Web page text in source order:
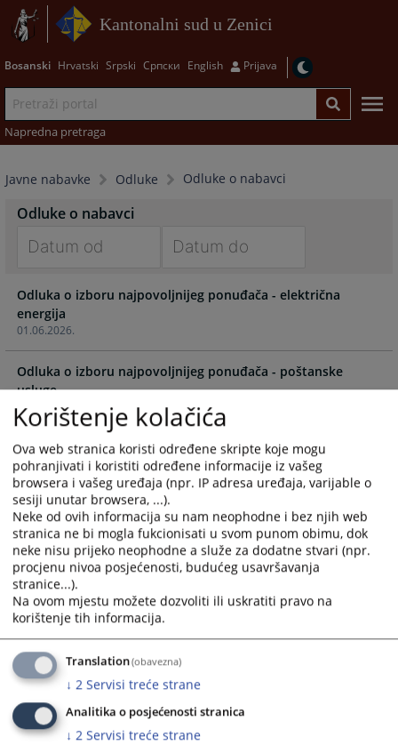
Kantonalni sud u Zenici
Bosanski Hrvatski Srpski Српски English Prijava
Napredna pretraga
Javne nabavke Odluke Odluke o nabavci
Odluke o nabavci
forward
to
interact
with
the
calendar
and
select
a
date.
Press
the
question
mark
key
to
get
the
keyboard
shortcuts
for
changing
dates.
forward
with
the
calendar
and
select
a
date.
Press
the
question
mark
key
get
the
shortcuts
for
changing
01.06.2026.
Odluka o izboru najpovoljnijeg ponuđača - električna
energija
30.01.2026.
Odluka o izboru najpovoljnijeg ponuđača - poštanske
usluge
09.06.2025.
Odluka o izboru najpovoljnijeg ponuđača - Mobilinih
arhivskih regala
19.05.2025.
Odluka o izboru najpovoljnijeg ponuđača - električna
energija
03.03.2025.
Odluka o poništenju postupka javne nabavke
Odluka o izboru najpovoljnijeg ponuđača - poštanske
usluge
Korištenje kolačića
Ova web stranica koristi određene skripte koje mogu
pohranjivati i koristiti određene informacije iz vašeg
browsera i vašeg uređaja (npr. IP adresa uređaja, varijable o
sesiji unutar browsera, ...).
Neke od ovih informacija su nam neophodne i bez njih web
stranica ne bi mogla fukcionisati u svom punom obimu, dok
neke nisu prijeko neophodne a služe za dodatne stvari (npr.
procjenu nivoa posjećenosti, budućeg usavršavanja
stranice...).
Na ovom mjestu možete dozvoliti ili uskratiti pravo na
korištenje tih informacija.
Translation(obavezna)
↓ 2 Servisi treće strane
Analitika o posjećenosti stranica
↓ 2 Servisi treće strane